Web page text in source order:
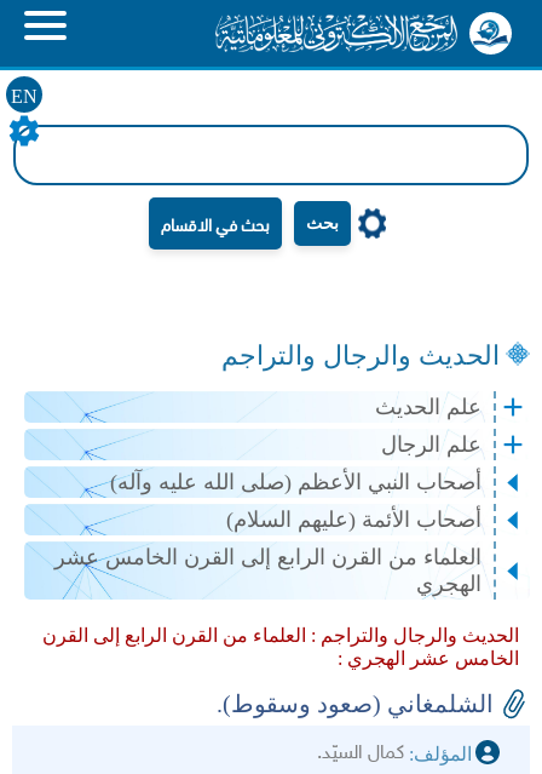
EN
بحث
الحديث والرجال والتراجم
علم الحديث
علم الرجال
أصحاب النبي الأعظم (صلى الله عليه وآله)
أصحاب الأئمة (عليهم السلام)
العلماء من القرن الرابع إلى القرن الخامس عشر
الهجري
الحديث والرجال والتراجم : العلماء من القرن الرابع إلى القرن
الخامس عشر الهجري :
الشلمغاني (صعود وسقوط).
المؤلف: كمال السيّد.